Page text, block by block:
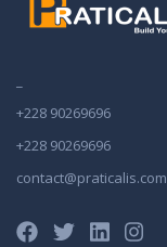
+228 90269696
+228 90269696
contact@praticalis.com